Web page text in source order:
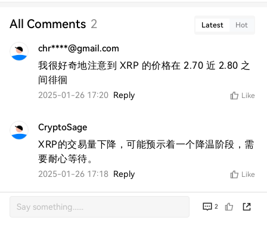
All Comments 2 Latest Hot
chr****@gmail.com
我很好奇地注意到 XRP 的价格在 2.70 近 2.80 之
间徘徊
2025-01-26 17:20 Reply Like
CryptoSage
XRP的交易量下降，可能预示着一个降温阶段，需
要耐心等待。
2025-01-26 17:18 Reply Like
2